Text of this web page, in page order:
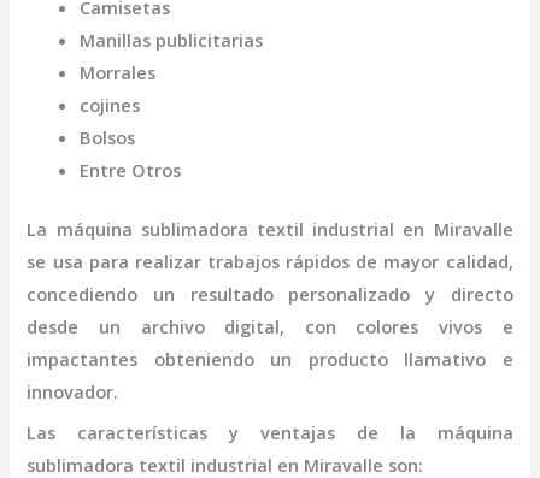
Camisetas
Manillas publicitarias
Morrales
cojines
Bolsos
Entre Otros
La máquina sublimadora textil industrial en Miravalle
se usa para realizar trabajos rápidos de mayor calidad,
concediendo un resultado personalizado y directo
desde un archivo digital, con colores vivos e
impactantes obteniendo un producto llamativo e
innovador.
Las características y ventajas de la máquina
sublimadora textil industrial en Miravalle son: